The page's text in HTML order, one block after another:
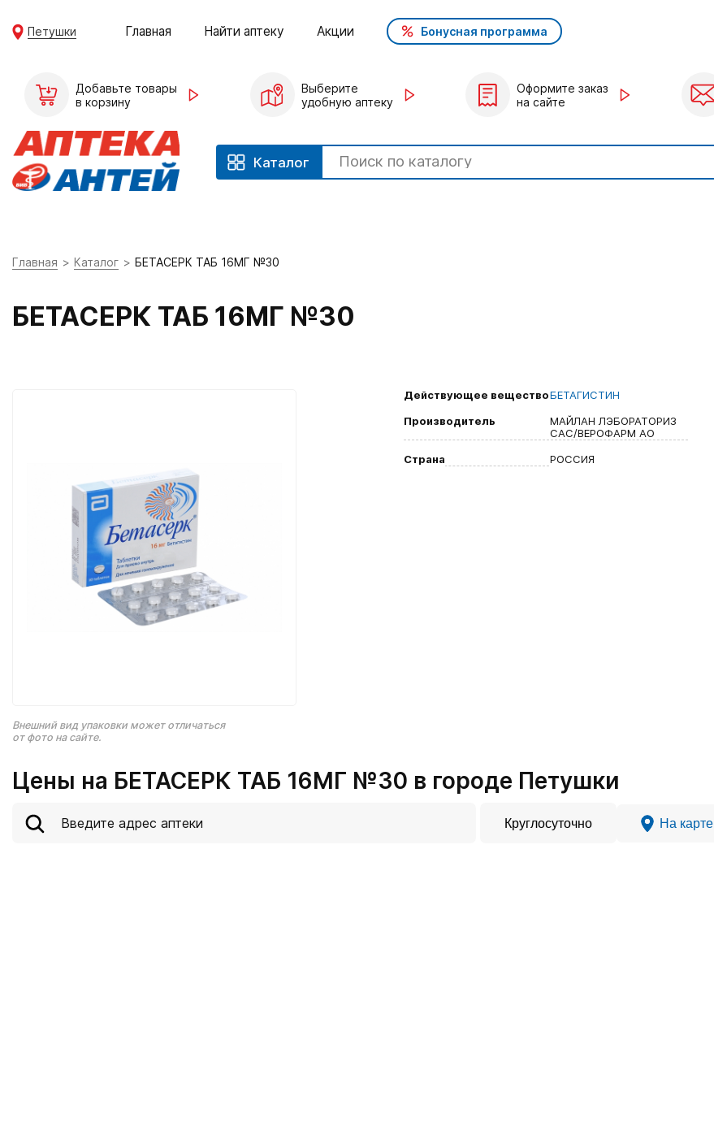
Петушки Главная Найти аптеку Акции Бонусная программа
Добавьте товары
в корзину
Выберите
удобную аптеку
Оформите заказ
на сайте
Каталог
Главная Каталог БЕТАСЕРК ТАБ 16МГ №30
БЕТАСЕРК ТАБ 16МГ №30
Внешний вид упаковки может отличаться
от фото на сайте.
Действующее веществоБЕТАГИСТИН
Производитель
МАЙЛАН ЛЭБОРАТОРИЗ
САС/ВЕРОФАРМ АО
Страна
РОССИЯ
Цены на БЕТАСЕРК ТАБ 16МГ №30 в городе Петушки
Круглосуточно На карте